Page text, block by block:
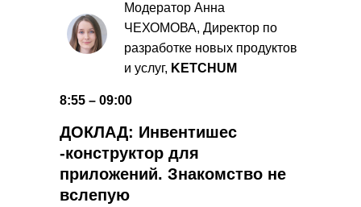
Модератор Анна
ЧЕХОМОВА, Директор по
разработке новых продуктов
и услуг, KETCHUM
8:55 – 09:00
ДОКЛАД: Инвентишес
-конструктор для
приложений. Знакомство не
вслепую